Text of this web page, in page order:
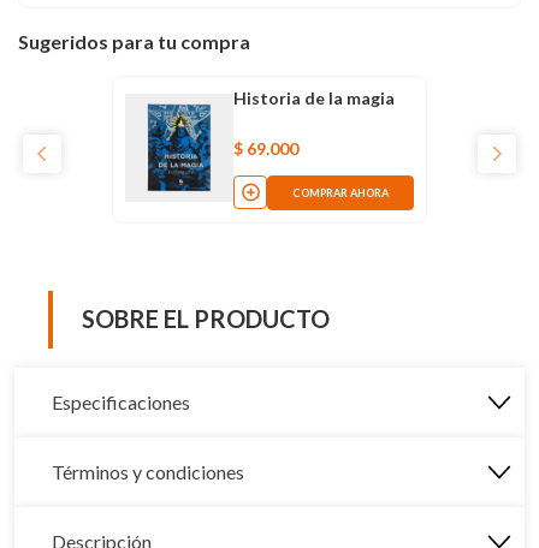
Sugeridos para tu compra
Historia de la magia
$ 69.000
COMPRAR AHORA
SOBRE EL PRODUCTO
Especificaciones
Términos y condiciones
Descripción